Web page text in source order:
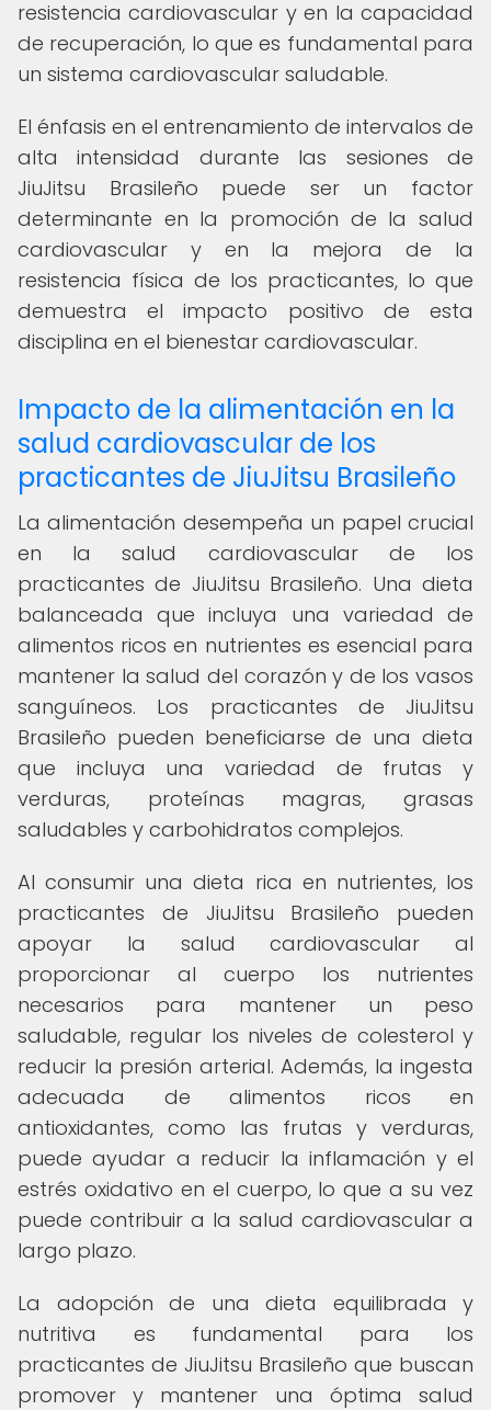
resistencia cardiovascular y en la capacidad
de recuperación, lo que es fundamental para
un sistema cardiovascular saludable.
El énfasis en el entrenamiento de intervalos de
alta intensidad durante las sesiones de
JiuJitsu Brasileño puede ser un factor
determinante en la promoción de la salud
cardiovascular y en la mejora de la
resistencia física de los practicantes, lo que
demuestra el impacto positivo de esta
disciplina en el bienestar cardiovascular.
Impacto de la alimentación en la
salud cardiovascular de los
practicantes de JiuJitsu Brasileño
La alimentación desempeña un papel crucial
en la salud cardiovascular de los
practicantes de JiuJitsu Brasileño. Una dieta
balanceada que incluya una variedad de
alimentos ricos en nutrientes es esencial para
mantener la salud del corazón y de los vasos
sanguíneos. Los practicantes de JiuJitsu
Brasileño pueden beneficiarse de una dieta
que incluya una variedad de frutas y
verduras, proteínas magras, grasas
saludables y carbohidratos complejos.
Al consumir una dieta rica en nutrientes, los
practicantes de JiuJitsu Brasileño pueden
apoyar la salud cardiovascular al
proporcionar al cuerpo los nutrientes
necesarios para mantener un peso
saludable, regular los niveles de colesterol y
reducir la presión arterial. Además, la ingesta
adecuada de alimentos ricos en
antioxidantes, como las frutas y verduras,
puede ayudar a reducir la inflamación y el
estrés oxidativo en el cuerpo, lo que a su vez
puede contribuir a la salud cardiovascular a
largo plazo.
La adopción de una dieta equilibrada y
nutritiva es fundamental para los
practicantes de JiuJitsu Brasileño que buscan
promover y mantener una óptima salud